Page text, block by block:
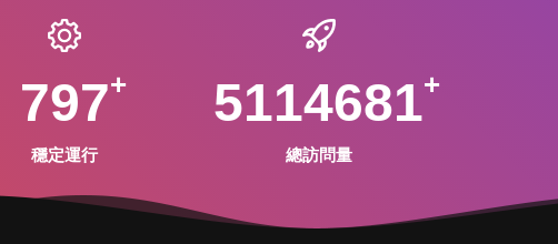
797
穩定運行
5114681
總訪問量